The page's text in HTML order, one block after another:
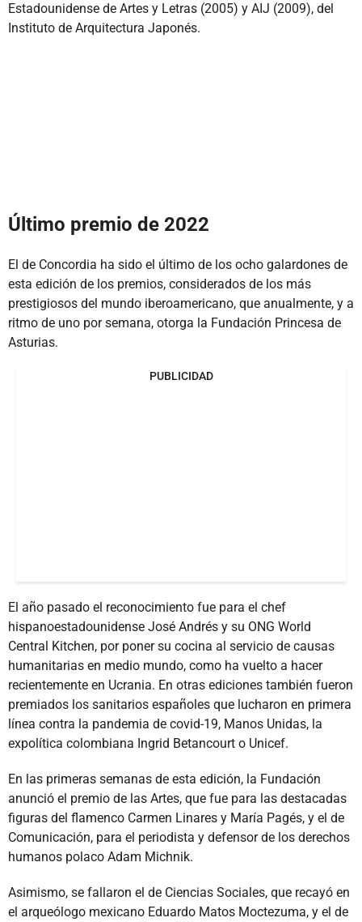
Estadounidense de Artes y Letras (2005) y AIJ (2009), del
Instituto de Arquitectura Japonés.
Último premio de 2022
El de Concordia ha sido el último de los ocho galardones de
esta edición de los premios, considerados de los más
prestigiosos del mundo iberoamericano, que anualmente, y a
ritmo de uno por semana, otorga la Fundación Princesa de
Asturias.
PUBLICIDAD
El año pasado el reconocimiento fue para el chef
hispanoestadounidense José Andrés y su ONG World
Central Kitchen, por poner su cocina al servicio de causas
humanitarias en medio mundo, como ha vuelto a hacer
recientemente en Ucrania. En otras ediciones también fueron
premiados los sanitarios españoles que lucharon en primera
línea contra la pandemia de covid-19, Manos Unidas, la
expolítica colombiana Ingrid Betancourt o Unicef.
En las primeras semanas de esta edición, la Fundación
anunció el premio de las Artes, que fue para las destacadas
figuras del flamenco Carmen Linares y María Pagés, y el de
Comunicación, para el periodista y defensor de los derechos
humanos polaco Adam Michnik.
Asimismo, se fallaron el de Ciencias Sociales, que recayó en
el arqueólogo mexicano Eduardo Matos Moctezuma, y el de